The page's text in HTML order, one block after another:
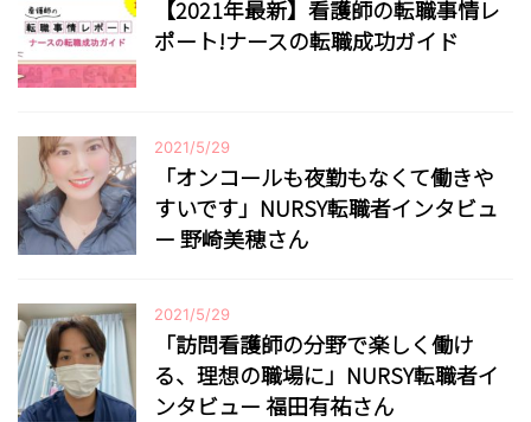
【2021年最新】看護師の転職事情レ
ポート!ナースの転職成功ガイド
2021/5/29
「オンコールも夜勤もなくて働きや
すいです」NURSY転職者インタビュ
ー 野崎美穂さん
2021/5/29
「訪問看護師の分野で楽しく働け
る、理想の職場に」NURSY転職者イ
ンタビュー 福田有祐さん